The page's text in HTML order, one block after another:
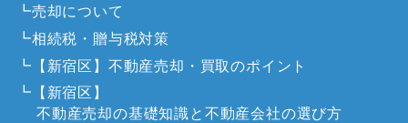
┗売却について
┗相続税・贈与税対策
┗【新宿区】不動産売却・買取のポイント
┗【新宿区】
不動産売却の基礎知識と不動産会社の選び方